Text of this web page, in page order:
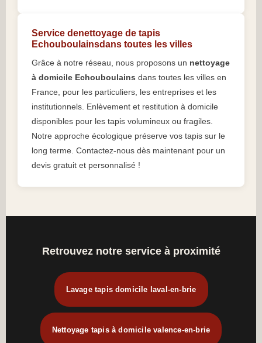
Service denettoyage de tapis
Echouboulainsdans toutes les villes
Grâce à notre réseau, nous proposons un nettoyage
à domicile Echouboulains dans toutes les villes en
France, pour les particuliers, les entreprises et les
institutionnels. Enlèvement et restitution à domicile
disponibles pour les tapis volumineux ou fragiles.
Notre approche écologique préserve vos tapis sur le
long terme. Contactez-nous dès maintenant pour un
devis gratuit et personnalisé !
Retrouvez notre service à proximité
Lavage tapis domicile laval-en-brie
Nettoyage tapis à domicile valence-en-brie